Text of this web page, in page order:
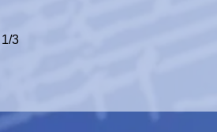
1/3